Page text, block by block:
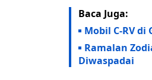
Baca Juga:
Mobil C-RV
Ramalan
Diwaspadai